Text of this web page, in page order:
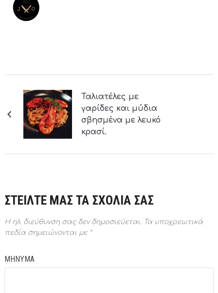
Ταλιατέλες με
γαρίδες και μύδια
σβησμένα με λευκό
κρασί.
ΣΤΕΙΛΤΕ ΜΑΣ ΤΑ ΣΧΟΛΙΑ ΣΑΣ
Η ηλ. διεύθυνση σας δεν δημοσιεύεται.Τα υποχρεωτικά
πεδία σημειώνονται με *
ΜΗΝΥΜΑ